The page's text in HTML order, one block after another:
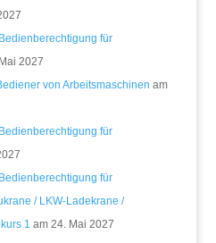
für
2027
von Arbeitsmaschinen am
für
für
/ LKW-Ladekrane /
1 am 24. Mai 2027